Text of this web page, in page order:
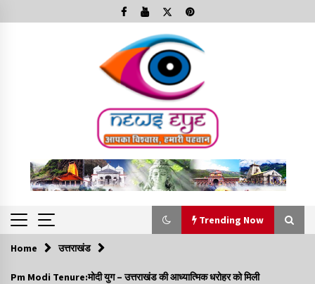
to
Trending Now
Trending Now
Home उत्तराखंड
Pm Modi Tenure:मोदी युग – उत्तराखंड की आध्यात्मिक धरोहर को मिली